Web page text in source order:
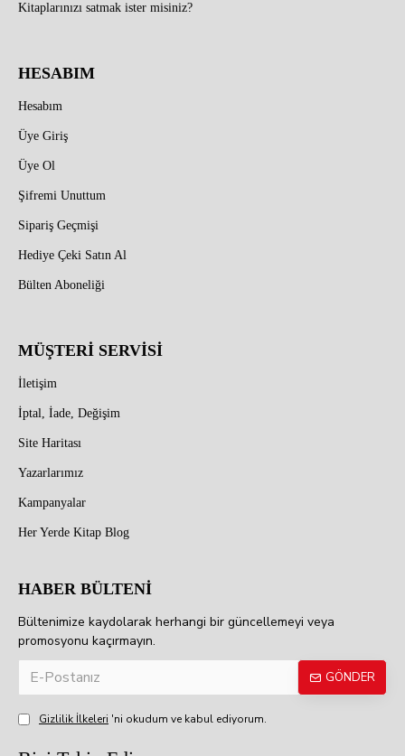
Kitaplarınızı satmak ister misiniz?
HESABIM
Hesabım
Üye Giriş
Üye Ol
Şifremi Unuttum
Sipariş Geçmişi
Hediye Çeki Satın Al
Bülten Aboneliği
MÜŞTERİ SERVİSİ
İletişim
İptal, İade, Değişim
Site Haritası
Yazarlarımız
Kampanyalar
Her Yerde Kitap Blog
HABER BÜLTENİ
Bültenimize kaydolarak herhangi bir güncellemeyi veya
promosyonu kaçırmayın.
GÖNDER
Gizlilik İlkeleri 'ni okudum ve kabul ediyorum.